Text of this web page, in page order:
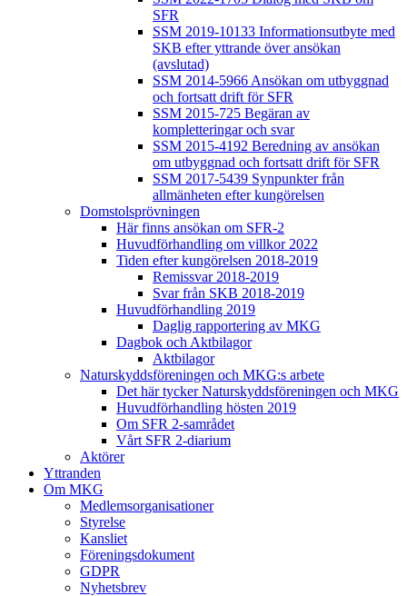
SFR
SSM 2019-10133 Informationsutbyte med
SKB efter yttrande över ansökan
(avslutad)
SSM 2014-5966 Ansökan om utbyggnad
och fortsatt drift för SFR
SSM 2015-725 Begäran av
kompletteringar och svar
SSM 2015-4192 Beredning av ansökan
om utbyggnad och fortsatt drift för SFR
SSM 2017-5439 Synpunkter från
allmänheten efter kungörelsen
Domstolsprövningen
Här finns ansökan om SFR-2
Huvudförhandling om villkor 2022
Tiden efter kungörelsen 2018-2019
Remissvar 2018-2019
Svar från SKB 2018-2019
Huvudförhandling 2019
Daglig rapportering av MKG
Dagbok och Aktbilagor
Aktbilagor
Naturskyddsföreningen och MKG:s arbete
Det här tycker Naturskyddsföreningen och MKG
Huvudförhandling hösten 2019
Om SFR 2-samrådet
Vårt SFR 2-diarium
Aktörer
Yttranden
Om MKG
Medlemsorganisationer
Styrelse
Kansliet
Föreningsdokument
GDPR
Nyhetsbrev